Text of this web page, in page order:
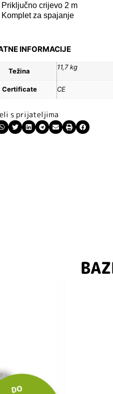
Priključno crijevo 2 m
Komplet za spajanje
INFORMACIJE
Težina 11,7 kg
Certificate CE
s prijateljima